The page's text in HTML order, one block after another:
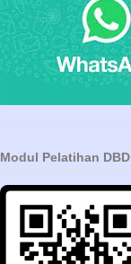
Modul Pelatihan DBD